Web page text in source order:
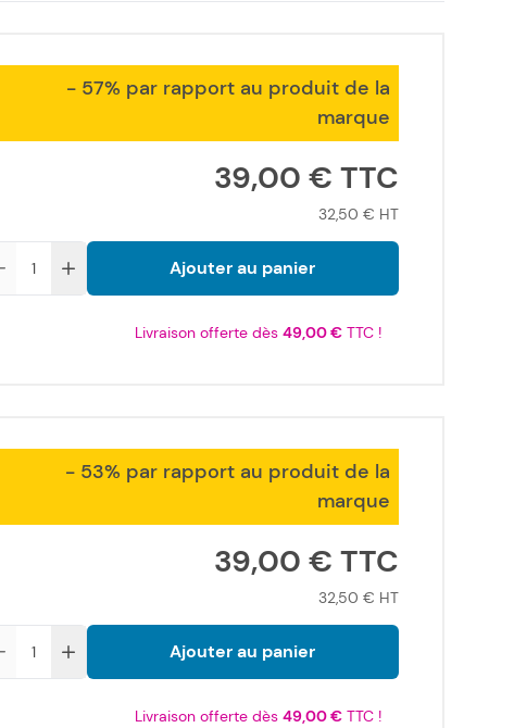
- 57% par rapport au produit de la
marque
39,00 €
32,50 €
Ajouter au panier
Livraison offerte dès 49,00 €TTC !
- 53% par rapport au produit de la
marque
39,00 €
32,50 €
Ajouter au panier
Livraison offerte dès 49,00 €TTC !